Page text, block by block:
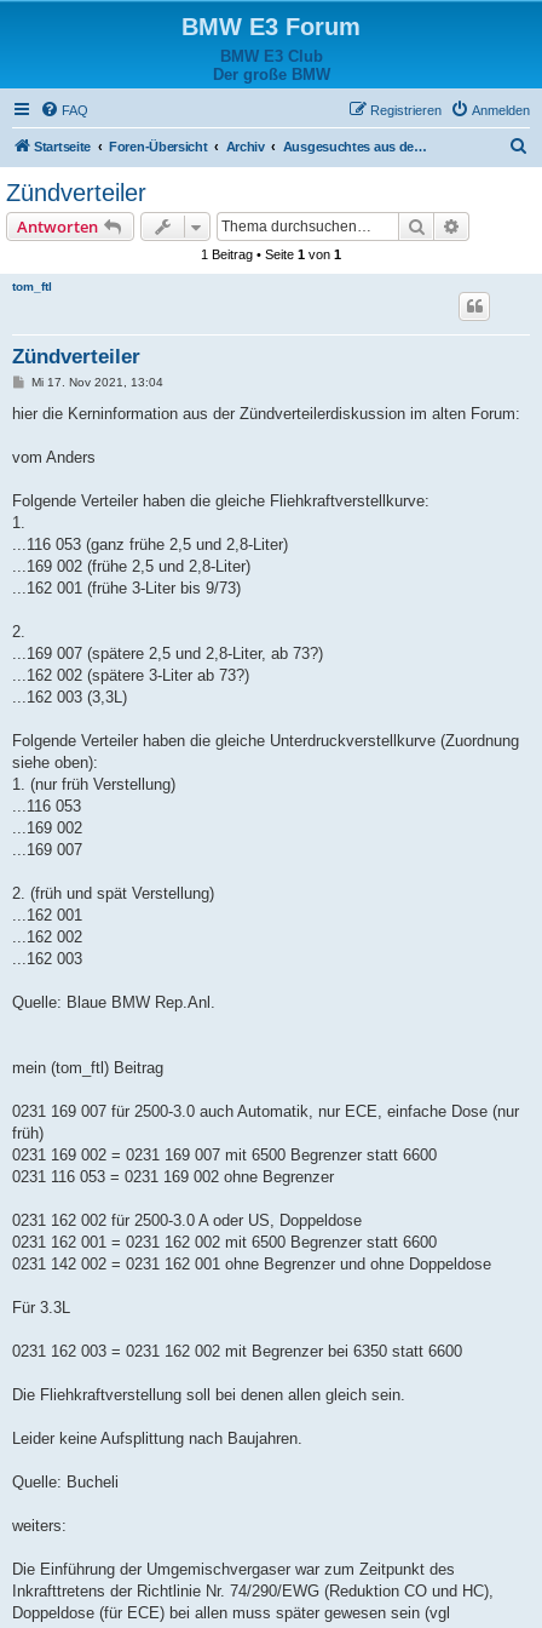
BMW E3 Forum
BMW E3 Club
Der große BMW
FAQ Anmelden
Registrieren
Startseite Foren-Übersicht Archiv Ausgesuchtes aus dem alten Forum
Zündverteiler
Antworten Suche
1 Beitrag • Seite 1 von 1
tom_ftl
Zündverteiler
B
i
a
Mi 17. Nov 2021, 13:04
hier die Kerninformation aus der Zündverteilerdiskussion im alten Forum:
vom Anders
Folgende Verteiler haben die gleiche Fliehkraftverstellkurve:
1.
...116 053 (ganz frühe 2,5 und 2,8-Liter)
...169 002 (frühe 2,5 und 2,8-Liter)
...162 001 (frühe 3-Liter bis 9/73)
2.
...169 007 (spätere 2,5 und 2,8-Liter, ab 73?)
...162 002 (spätere 3-Liter ab 73?)
...162 003 (3,3L)
Folgende Verteiler haben die gleiche Unterdruckverstellkurve (Zuordnung
siehe oben):
1. (nur früh Verstellung)
...116 053
...169 002
...169 007
2. (früh und spät Verstellung)
...162 001
...162 002
...162 003
Quelle: Blaue BMW Rep.Anl.
mein (tom_ftl) Beitrag
0231 169 007 für 2500-3.0 auch Automatik, nur ECE, einfache Dose (nur
früh)
0231 169 002 = 0231 169 007 mit 6500 Begrenzer statt 6600
0231 116 053 = 0231 169 002 ohne Begrenzer
0231 162 002 für 2500-3.0 A oder US, Doppeldose
0231 162 001 = 0231 162 002 mit 6500 Begrenzer statt 6600
0231 142 002 = 0231 162 001 ohne Begrenzer und ohne Doppeldose
Für 3.3L
0231 162 003 = 0231 162 002 mit Begrenzer bei 6350 statt 6600
Die Fliehkraftverstellung soll bei denen allen gleich sein.
Leider keine Aufsplittung nach Baujahren.
Quelle: Bucheli
weiters:
Die Einführung der Umgemischvergaser war zum Zeitpunkt des
Inkrafttretens der Richtlinie Nr. 74/290/EWG (Reduktion CO und HC),
Doppeldose (für ECE) bei allen muss später gewesen sein (vgl